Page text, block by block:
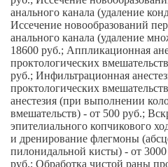
анального канала (удаление
Иссечение новообразований
анального канала (удаление
18600 руб.; Аппликационная
проктологических
руб.; Инфильтрационная
проктологических
анестезия (при выполнении
вмешательств) - от 500 руб.;
эпителиального копчикового
и дренирование флегмоны
пилонидальной кисты) - от
руб.; Обработка чистой раны